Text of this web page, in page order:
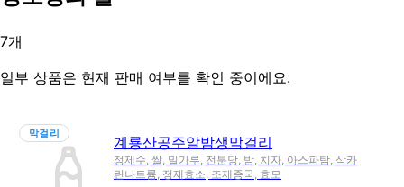
7개
일부 상품은 현재 판매 여부를 확인 중이에요.
막걸리
계룡산공주알밤생막걸리
정제수, 쌀, 밀가루, 전분당, 밤, 치자, 아스파탐, 삭카
린나트륨, 정제효소, 조제종국, 효모